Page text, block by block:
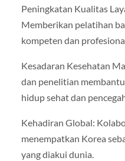
Peningkatan Kualitas
Memberikan pelatihan
kompeten dan
Kesadaran Kesehatan
dan penelitian
hidup sehat dan
Kehadiran Global:
menempatkan Korea
yang diakui dunia.